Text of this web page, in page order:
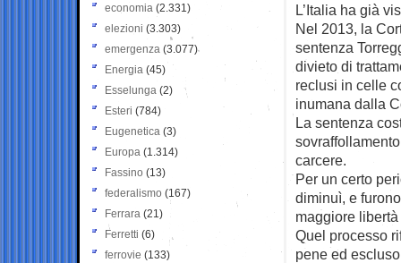
L’Italia ha già
Nel 2013, la
sentenza
divieto di
reclusi in celle
inumana dalla
La sentenza
carcere.
Per un certo
diminuì, e
maggiore
Quel processo
pene ed
economia (2.331)
elezioni (3.303)
emergenza (3.077)
Energia (45)
Esselunga (2)
Esteri (784)
Eugenetica (3)
Europa (1.314)
Fassino (13)
federalismo (167)
Ferrara (21)
Ferretti (6)
ferrovie (133)